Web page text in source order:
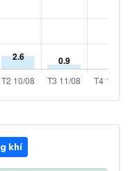
khí